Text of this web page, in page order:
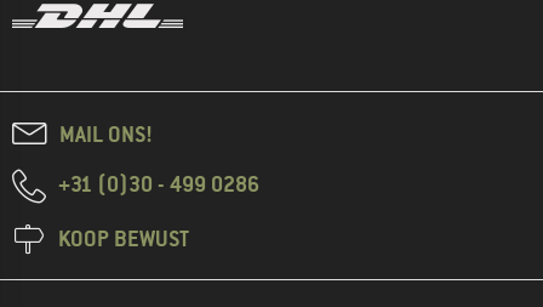
MAIL ONS!
+31 (0)30 - 499 0286
KOOP BEWUST